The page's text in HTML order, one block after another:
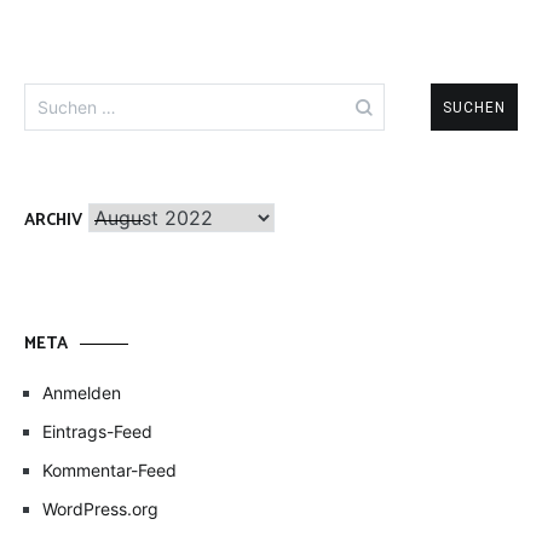
nach:
ARCHIV Archiv
META
Anmelden
Eintrags-Feed
Kommentar-Feed
WordPress.org